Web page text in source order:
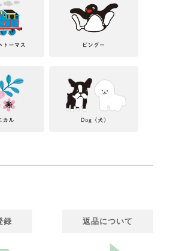
録 返品について